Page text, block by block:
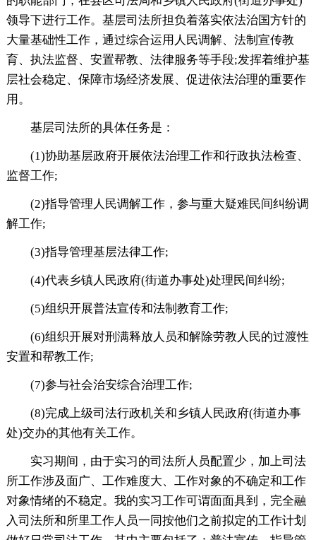
领导下进行工作。基层司法所担负着落实依法治国方针的
大量基础性工作，通过综合运用人民调解、法制宣传教
育、执法监督、安置帮教、法律服务等手段;发挥着维护基
层社会稳定、保障市场经济发展、促进依法治理的重要作
用。
基层司法所的具体任务是：
(1)协助基层政府开展依法治理工作和行政执法检查、
监督工作;
(2)指导管理人民调解工作，参与重大疑难民间纠纷调
解工作;
(3)指导管理基层法律工作;
(4)代表乡镇人民政府(街道办事处)处理民间纠纷;
(5)组织开展普法宣传和法制教育工作;
(6)组织开展对刑满释放人员和解除劳教人民的过渡性
安置和帮教工作;
(7)参与社会治安综合治理工作;
(8)完成上级司法行政机关和乡镇人民政府(街道办事
处)交办的其他有关工作。
实习期间，由于实习的司法所人员配置少，加上司法
所工作涉及面广、工作难度大、工作对象的不确定和工作
对象情绪的不稳定。我的实习工作可谓面面具到，完全融
入司法所和所里工作人员一同按他们之前拟定的工作计划